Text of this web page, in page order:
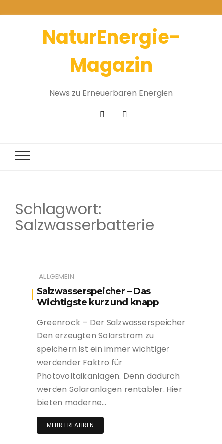
NaturEnergie-
Magazin
News zu Erneuerbaren Energien
Schlagwort:
Salzwasserbatterie
ALLGEMEIN
Salzwasserspeicher – Das
Wichtigste kurz und knapp
Greenrock – Der Salzwasserspeicher
Den erzeugten Solarstrom zu
speichern ist ein immer wichtiger
werdender Faktro für
Photovoltaikanlagen. Denn dadurch
werden Solaranlagen rentabler. Hier
bieten moderne…
MEHR ERFAHREN